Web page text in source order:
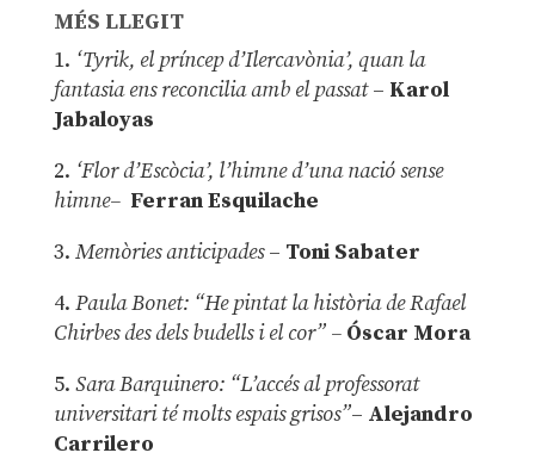
MÉS LLEGIT
1. ‘Tyrik, el príncep d’Ilercavònia’, quan la
fantasia ens reconcilia amb el passat– Karol
Jabaloyas
2. ‘Flor d’Escòcia’, l’himne d’una nació sense
himne– Ferran Esquilache
3. Memòries anticipades– Toni Sabater
4. Paula Bonet: “He pintat la història de Rafael
Chirbes des dels budells i el cor” –Óscar Mora
5. Sara Barquinero: “L’accés al professorat
universitari té molts espais grisos”– Alejandro
Carrilero